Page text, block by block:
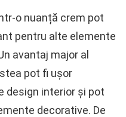
o nuanță crem pot
pentru alte elemente
avantaj major al
pot fi ușor
design interior și pot
decorative. De